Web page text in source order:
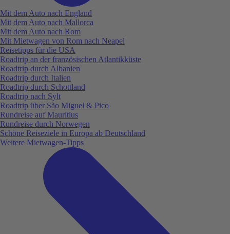
Mit dem Auto nach England
Mit dem Auto nach Mallorca
Mit dem Auto nach Rom
Mit Mietwagen von Rom nach Neapel
Reisetipps für die USA
Roadtrip an der französischen Atlantikküste
Roadtrip durch Albanien
Roadtrip durch Italien
Roadtrip durch Schottland
Roadtrip nach Sylt
Roadtrip über São Miguel & Pico
Rundreise auf Mauritius
Rundreise durch Norwegen
Schöne Reiseziele in Europa ab Deutschland
Weitere Mietwagen-Tipps